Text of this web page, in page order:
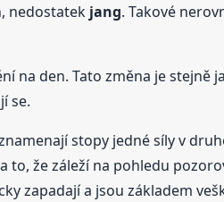
nedostatek jang. Takové
na den. Tato změna je stejně
se.
stopy jedné síly v
že záleží na pohledu
zapadají a jsou základem